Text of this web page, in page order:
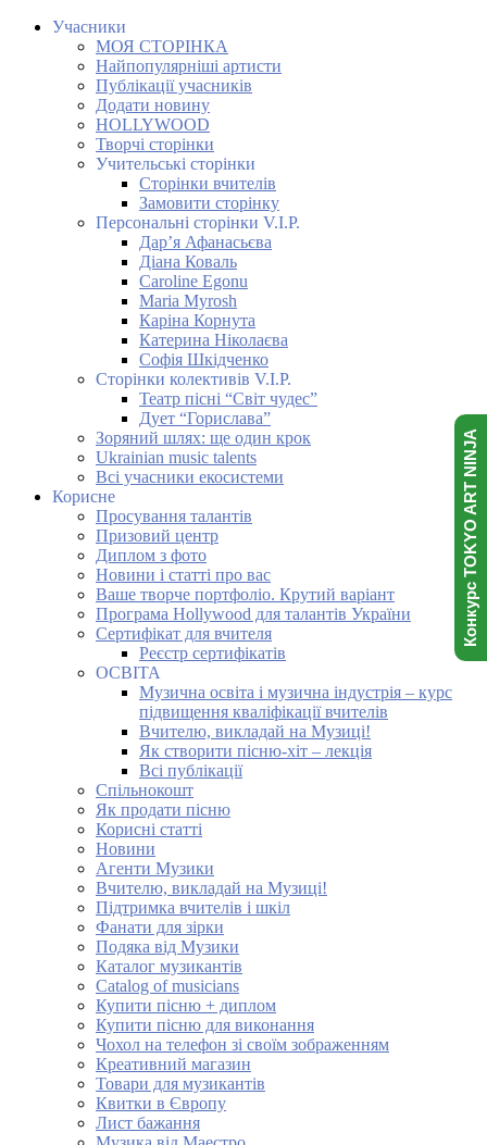
Учасники
МОЯ СТОРІНКА
Найпопулярніші артисти
Публікації учасників
Додати новину
HOLLYWOOD
Творчі сторінки
Учительські сторінки
Сторінки вчителів
Замовити сторінку
Персональні сторінки V.I.P.
Дар’я Афанасьєва
Діана Коваль
Caroline Egonu
Maria Myrosh
Каріна Корнута
Катерина Ніколаєва
Софія Шкідченко
Сторінки колективів V.I.P.
Театр пісні “Світ чудес”
Дует “Горислава”
Зоряний шлях: ще один крок
Ukrainian music talents
Всі учасники екосистеми
Корисне
Просування талантів
Призовий центр
Диплом з фото
Новини і статті про вас
Ваше творче портфоліо. Крутий варіант
Програма Hollywood для талантів України
Сертифікат для вчителя
Реєстр сертифікатів
ОСВІТА
Музична освіта і музична індустрія – курс
підвищення кваліфікації вчителів
Вчителю, викладай на Музиці!
Як створити пісню-хіт – лекція
Всі публікації
Спільнокошт
Як продати пісню
Корисні статті
Новини
Агенти Музики
Вчителю, викладай на Музиці!
Підтримка вчителів і шкіл
Фанати для зірки
Подяка від Музики
Каталог музикантів
Catalog of musicians
Купити пісню + диплом
Купити пісню для виконання
Чохол на телефон зі своїм зображенням
Креативний магазин
Товари для музикантів
Квитки в Європу
Лист бажання
Конкурс TOKYO ART NINJA